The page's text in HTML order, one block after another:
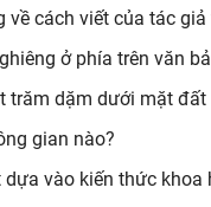
cách viết của tác
ở phía trên văn
trăm dặm dưới mặt đất
gian nào?
vào kiến thức khoa